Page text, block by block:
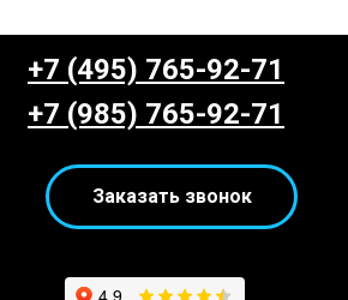
+7 (495) 765-92-71
+7 (985) 765-92-71
Заказать звонок